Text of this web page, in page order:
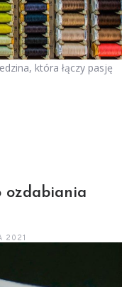
która łączy pasję
ozdabiania
2021